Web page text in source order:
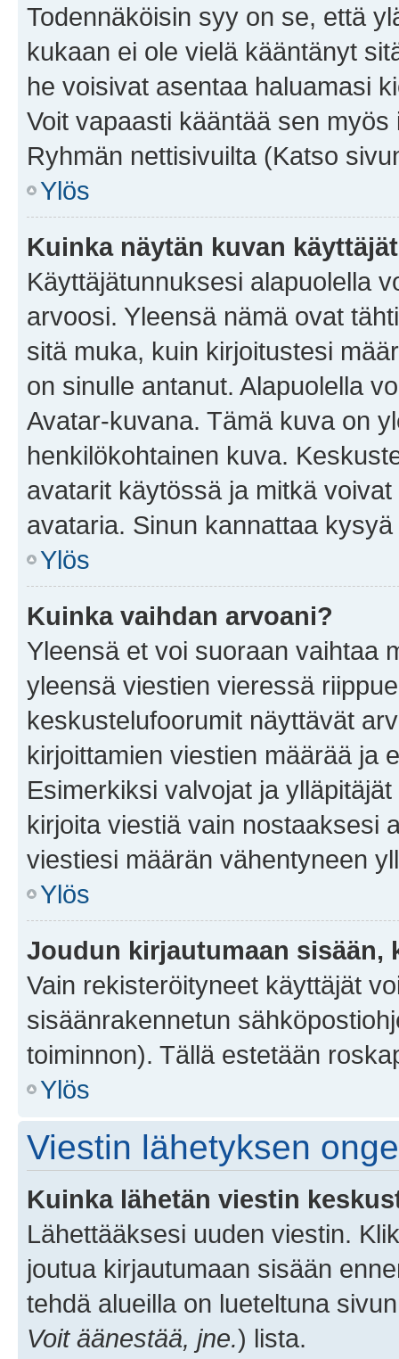
Todennäköisin syy on se, että
kukaan ei ole vielä kääntänyt
he voisivat asentaa haluamasi
Voit vapaasti kääntää sen
Ryhmän nettisivuilta (Katso
Ylös
Kuinka näytän kuvan
Käyttäjätunnuksesi alapuolella
arvoosi. Yleensä nämä ovat
sitä muka, kuin kirjoitustesi
on sinulle antanut. Alapuolella
Avatar-kuvana. Tämä kuva on
henkilökohtainen kuva.
avatarit käytössä ja mitkä
avataria. Sinun kannattaa
Ylös
Kuinka vaihdan arvoani?
Yleensä et voi suoraan vaihtaa
yleensä viestien vieressä
keskustelufoorumit näyttävät
kirjoittamien viestien määrää ja
Esimerkiksi valvojat ja
kirjoita viestiä vain nostaaksesi
viestiesi määrän vähentyneen
Ylös
Joudun kirjautumaan sisään,
Vain rekisteröityneet käyttäjät
sisäänrakennetun
toiminnon). Tällä estetään
Ylös
Viestin lähetyksen
Kuinka lähetän viestin
Lähettääksesi uuden viestin.
joutua kirjautumaan sisään
tehdä alueilla on lueteltuna
Voit äänestää, jne.) lista.